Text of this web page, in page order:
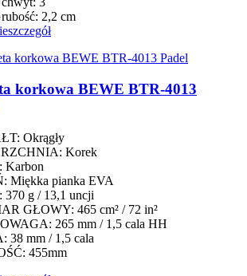
2,2 cm
szczegół
korkowa BEWE BTR-4013
Okrągły
Korek
Karbon
Miękka pianka EVA
g / 13,1 uncji
GŁOWY: 465 cm² / 72 in²
265 mm / 1,5 cala HH
38 mm / 1,5 cala
455mm